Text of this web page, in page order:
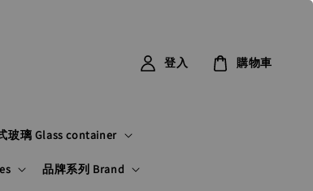
玻璃 Glass container
品牌系列 Brand
登入 購物車